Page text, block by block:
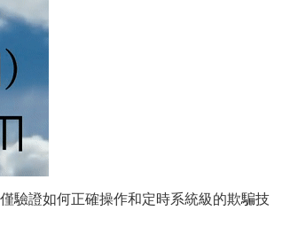
驗證如何正確操作和定時系統級的欺騙技